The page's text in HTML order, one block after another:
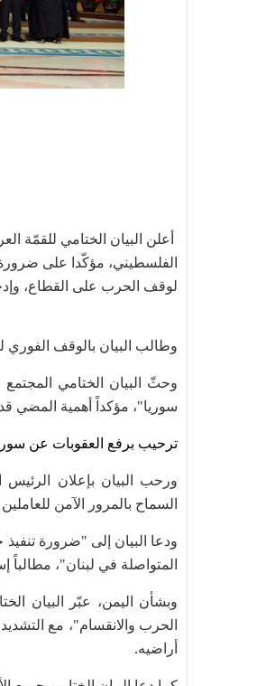
أعلن البيان الختامي للقمّة
الفلسطيني، مؤكّدا على
لوقف الحرب على القطاع،
وطالب البيان بالوقف الفوري
وحثّ البيان الختامي
سوريا"، مؤكداً أهمية المضي
ترحيب برفع العقوبات عن
ورحب البيان بإعلان
السماح بالمرور الآمن
ودعا البيان إلى "ضرورة تنفيذ
المتواصلة في لبنان"، مطالباً
وبشأن اليمن، عبّر البيان
الحرب والانقسام"، مع
أراضيه.